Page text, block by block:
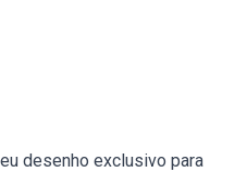
desenho exclusivo para